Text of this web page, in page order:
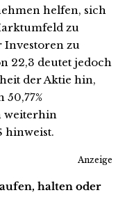
helfen, sich
zu
zu
22,3 deutet jedoch
der Aktie hin,
weiterhin
hinweist.
Anzeige
halten oder